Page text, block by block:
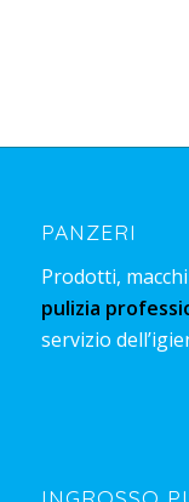
PANZERI
Prodotti,
pulizia
servizio